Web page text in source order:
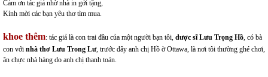
Cảm ơn tác giả nhờ nhà in gởi tặng,
Kính mời các bạn yêu thơ tìm mua.
khoe thêm: tác giả là con trai đầu của một người bạn tôi, dược sĩ Lưu Trọng Hồ, có bà
con với nhà thơ Lưu Trong Lư, trước đây anh chị Hồ ờ Ottawa, là nơi tôi thường ghé chơi,
ăn chực nhà hàng do anh chị thanh toán.